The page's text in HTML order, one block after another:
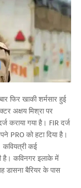
फिर खाकी शर्मसार हुई
अक्षय मिश्रा पर
कराया गया है। FIR दर्ज
PRO को हटा दिया है।
कवियत्री कई
है। कविनगर इलाके में
डासना बैरियर के पास